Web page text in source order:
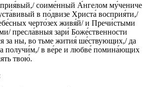
соиме́нный А́нгелом му́чениче
в по́двизе Христа́ восприя́ти,/
черто́зех живя́й/ и Пречи́стыми
пресла́вныя зари́ Боже́ственности
за ны, во тьме жития́ ше́ствующих,/ да
получи́м,/ в ве́ре и любве́ помина́ющих
твою́.